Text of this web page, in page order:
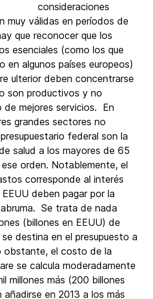
consideraciones
muy válidas en períodos de
que reconocer que los
esenciales (como los que
en algunos países europeos)
ulterior deben concentrarse
son productivos y no
de mejores servicios. En
grandes sectores no
federal son la
salud a los mayores de 65
orden. Notablemente, el
corresponde al interés
deben pagar por la
Se trata de nada
(billones en EEUU) de
destina en el presupuesto a
obstante, el costo de la
se calcula moderadamente
millones más (200 billones
en 2013 a los más